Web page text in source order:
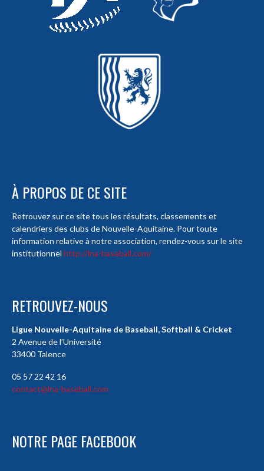
À PROPOS DE CE SITE
Retrouvez sur ce site tous les résultats, classements et
calendriers des clubs de Nouvelle-Aquitaine. Pour toute
information relative à notre association, rendez-vous sur le site
institutionnel http://lna-baseball.com/
RETROUVEZ-NOUS
Ligue Nouvelle-Aquitaine de Baseball, Softball & Cricket
2 Avenue de l’Université
33400 Talence
05 57 22 42 16
contact@lna-baseball.com
NOTRE PAGE FACEBOOK